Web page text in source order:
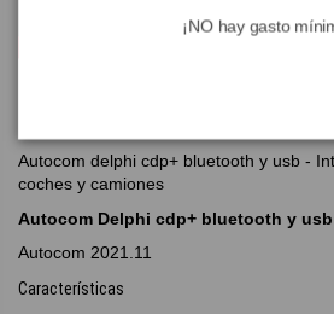
Autocom delphi cdp+ bluetooth y usb -
coches y camiones
Autocom Delphi cdp+ bluetooth y
Autocom 2021.11
Características
¡NO hay gasto